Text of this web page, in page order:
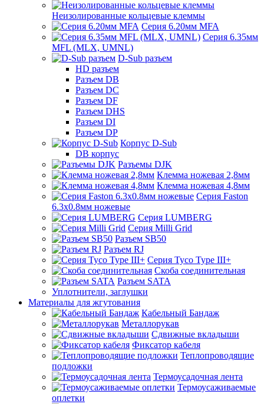
Неизолированные кольцевые клеммы
Серия 6.20мм MFA
Серия 6.35мм
MFL (MLX, UMNL)
D-Sub разъем
HD разъем
Разъем DB
Разъем DC
Разъем DF
Разъем DHS
Разъем DI
Разъем DP
Корпус D-Sub
DB корпус
Разъемы DJK
Клемма ножевая 2,8мм
Клемма ножевая 4,8мм
Серия Faston
6.3х0.8мм ножевые
Серия LUMBERG
Серия Milli Grid
Разъем SB50
Разъем RJ
Серия Tyco Type III+
Скоба соединительная
Разъем SATA
Уплотнители, заглушки
Материалы для жгутования
Кабельный Бандаж
Металлорукав
Сдвижные вкладыши
Фиксатор кабеля
Теплопроводящие
подложки
Термоусадочная лента
Термоусаживаемые
оплетки